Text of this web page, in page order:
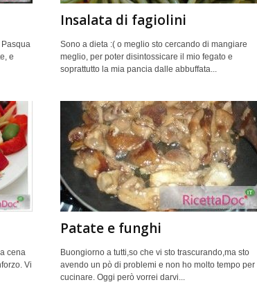
e
Insalata di fagiolini
Sono a dieta :( o meglio sto cercando di mangiare
meglio, per poter disintossicare il mio fegato e
soprattutto la mia pancia dalle abbuffata...
cena
Vi
Patate e funghi
Buongiorno a tutti,so che vi sto trascurando,ma sto
avendo un pò di problemi e non ho molto tempo per
cucinare. Oggi però vorrei darvi...